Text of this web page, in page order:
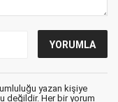
yazan kişiye
değildir. Her bir yorum